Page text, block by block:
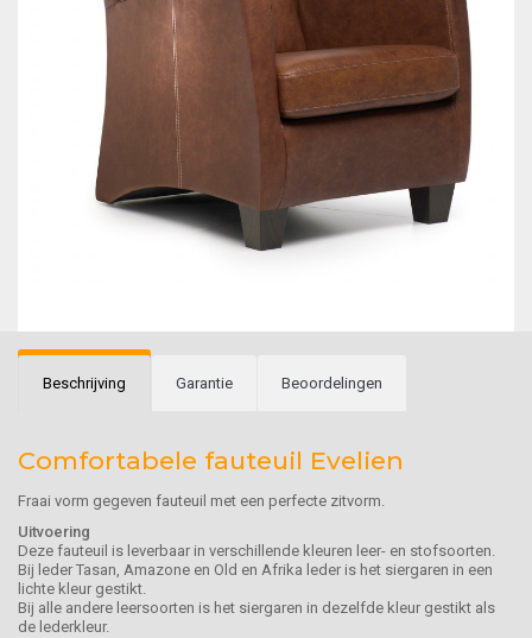
Beschrijving Garantie Beoordelingen
Comfortabele fauteuil Evelien
Fraai vorm gegeven fauteuil met een perfecte zitvorm.
Uitvoering
Deze fauteuil is leverbaar in verschillende kleuren leer- en stofsoorten.
Bij leder Tasan, Amazone en Old en Afrika leder is het siergaren in een
lichte kleur gestikt.
Bij alle andere leersoorten is het siergaren in dezelfde kleur gestikt als
de lederkleur.